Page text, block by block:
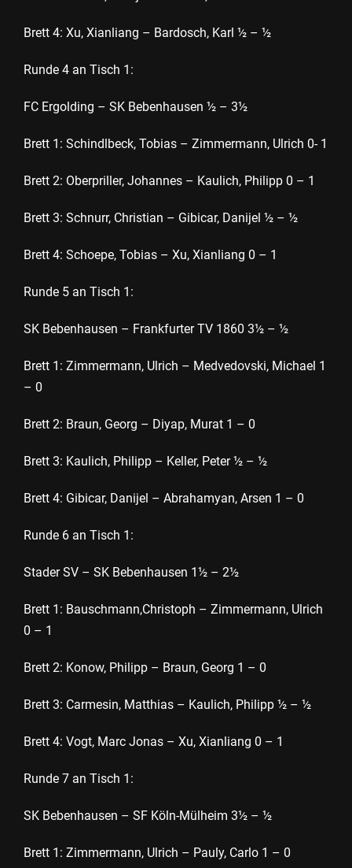
Brett 4: Xu, Xianliang – Bardosch, Karl ½ – ½
Runde 4 an Tisch 1:
FC Ergolding – SK Bebenhausen ½ – 3½
Brett 1: Schindlbeck, Tobias – Zimmermann, Ulrich 0- 1
Brett 2: Oberpriller, Johannes – Kaulich, Philipp 0 – 1
Brett 3: Schnurr, Christian – Gibicar, Danijel ½ – ½
Brett 4: Schoepe, Tobias – Xu, Xianliang 0 – 1
Runde 5 an Tisch 1:
SK Bebenhausen – Frankfurter TV 1860 3½ – ½
Brett 1: Zimmermann, Ulrich – Medvedovski, Michael 1
– 0
Brett 2: Braun, Georg – Diyap, Murat 1 – 0
Brett 3: Kaulich, Philipp – Keller, Peter ½ – ½
Brett 4: Gibicar, Danijel – Abrahamyan, Arsen 1 – 0
Runde 6 an Tisch 1:
Stader SV – SK Bebenhausen 1½ – 2½
Brett 1: Bauschmann,Christoph – Zimmermann, Ulrich
0 – 1
Brett 2: Konow, Philipp – Braun, Georg 1 – 0
Brett 3: Carmesin, Matthias – Kaulich, Philipp ½ – ½
Brett 4: Vogt, Marc Jonas – Xu, Xianliang 0 – 1
Runde 7 an Tisch 1:
SK Bebenhausen – SF Köln-Mülheim 3½ – ½
Brett 1: Zimmermann, Ulrich – Pauly, Carlo 1 – 0